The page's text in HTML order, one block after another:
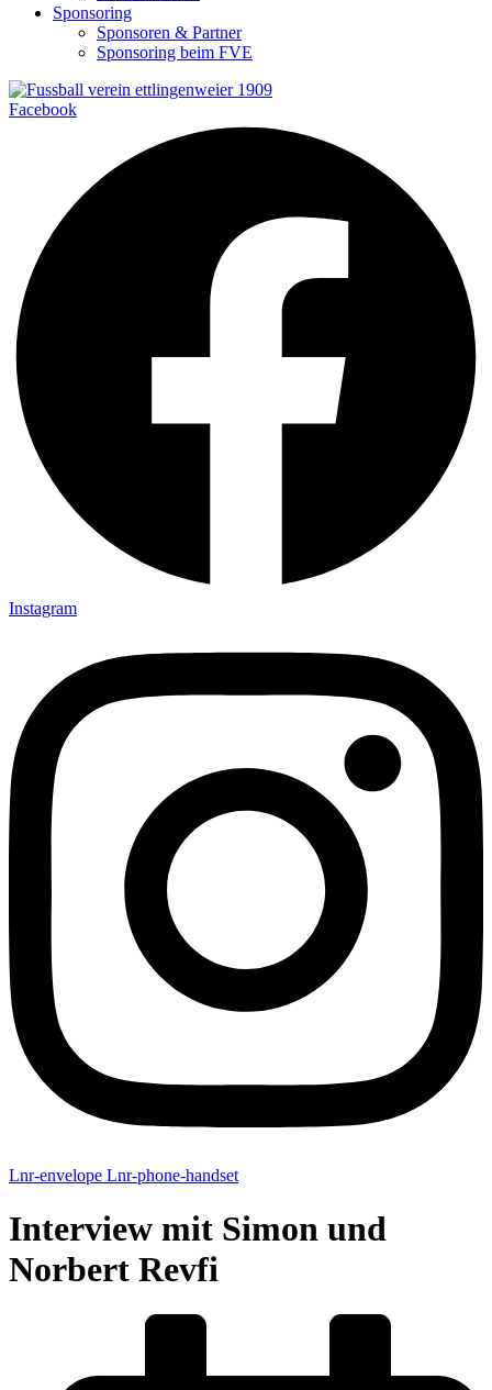
Sponsoring
Sponsoren & Partner
Sponsoring beim FVE
Facebook
Instagram
Lnr-envelope Lnr-phone-handset
Interview mit Simon und
Norbert Revfi